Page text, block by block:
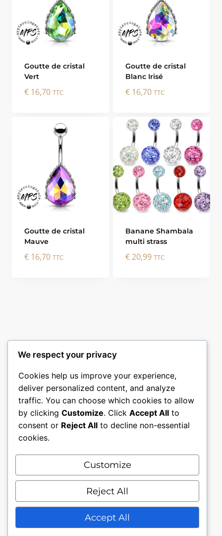
Goutte de cristal
Vert
€16,70 TTC
Goutte de cristal
Blanc Irisé
€16,70 TTC
Goutte de cristal
Mauve
€16,70 TTC
Banane Shambala
multi strass
€20,99 TTC
Mon compte
Nous contacter.
Conditions générales.
Politique de confidentialité
We respect your privacy
Cookies help us improve your experience,
deliver personalized content, and analyze
traffic. You can choose which cookies to allow
by clicking Customize. Click Accept All to
consent or Reject All to decline non-essential
cookies.
Customize
Reject All
Accept All